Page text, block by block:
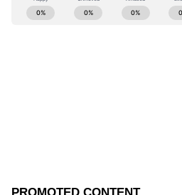
ABOUT THE AUTHOR